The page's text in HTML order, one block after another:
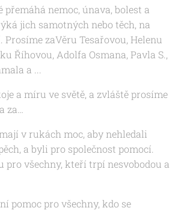
přemáhá nemoc, únava, bolest a
jich samotných nebo těch, na
Prosíme zaVěru Tesařovou, Helenu
Říhovou, Adolfa Osmana, Pavla S.,
a ...
a míru ve světě, a zvláště prosíme
v rukách moc, aby nehledali
a byli pro společnost pomocí.
pro všechny, kteří trpí nesvobodou a
pomoc pro všechny, kdo se